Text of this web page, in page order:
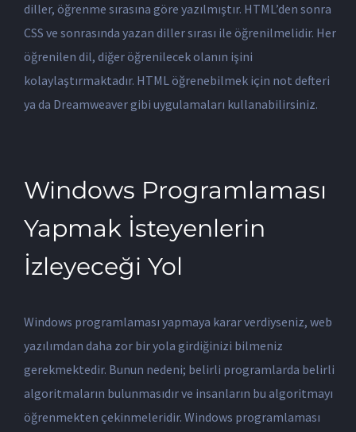
diller, öğrenme sırasına göre yazılmıştır. HTML’den sonra
CSS ve sonrasında yazan diller sırası ile öğrenilmelidir. Her
öğrenilen dil, diğer öğrenilecek olanın işini
kolaylaştırmaktadır. HTML öğrenebilmek için not defteri
ya da Dreamweaver gibi uygulamaları kullanabilirsiniz.
Windows Programlaması
Yapmak İsteyenlerin
İzleyeceği Yol
Windows programlaması yapmaya karar verdiyseniz, web
yazılımdan daha zor bir yola girdiğinizi bilmeniz
gerekmektedir. Bunun nedeni; belirli programlarda belirli
algoritmaların bulunmasıdır ve insanların bu algoritmayı
öğrenmekten çekinmeleridir. Windows programlaması